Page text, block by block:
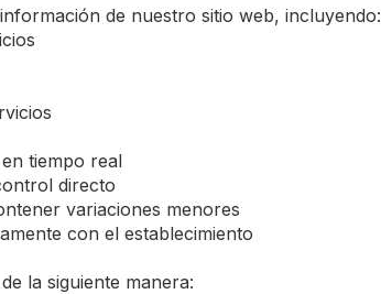
de nuestro sitio web, incluyendo:
tiempo real
directo
variaciones menores
con el establecimiento
la siguiente manera: